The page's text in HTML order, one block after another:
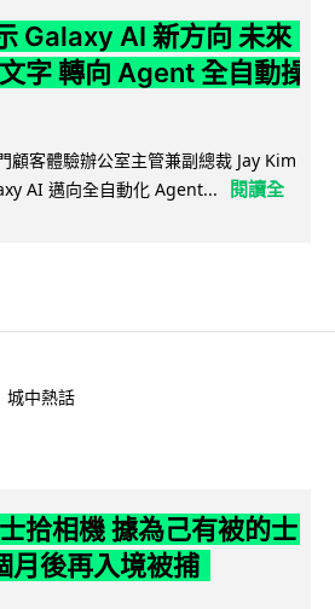
Galaxy AI 新方向 未來
字 轉向 Agent 全自動操
顧客體驗辦公室主管兼副總裁 Jay Kim
AI 邁向全自動化 Agent...
閱讀全
城中熱話
拾相機 據為己有被的士
月後再入境被捕